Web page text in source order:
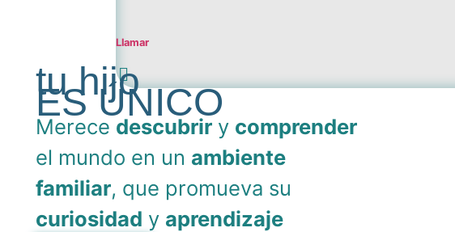
Llamar
tu hijo
ES ÚNICO
Merece descubrir y comprender
el mundo en un ambiente
familiar, que promueva su
curiosidad y aprendizaje